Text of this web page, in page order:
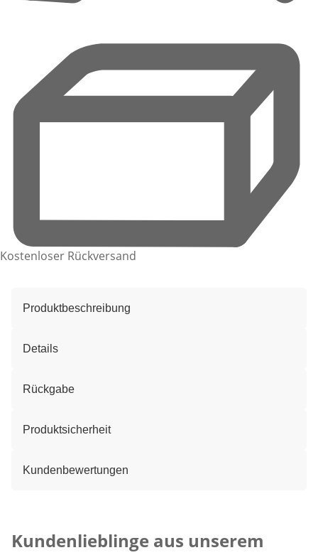
Kostenloser Rückversand
Produktbeschreibung
Details
Rückgabe
Produktsicherheit
Kundenbewertungen
Kundenlieblinge aus unserem